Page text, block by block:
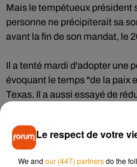
Mais le tempétueux président
personne ne précipiterait sa
avant la fin de son mandat, le
Il a tenté mardi d'adopter une
évoquant le temps "de la paix
Texas. Il a aussi essayé de
une manœuvre des
sorcières".
"Le 25e amendement ne
Le respect de votre
We and our (447) partnersdo the